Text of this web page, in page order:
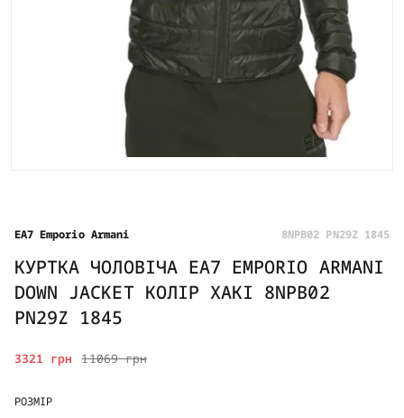
EA7 Emporio Armani 8NPB02 PN29Z 1845
КУРТКА ЧОЛОВІЧА EA7 EMPORIO ARMANI
DOWN JACKET КОЛІР ХАКІ 8NPB02
PN29Z 1845
11069 грн
3321 грн
РОЗМІР